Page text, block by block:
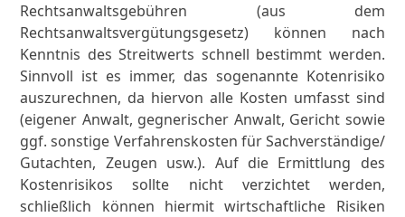
Rechtsanwaltsgebühren (aus dem
Rechtsanwaltsvergütungsgesetz) können nach
Kenntnis des Streitwerts schnell bestimmt werden.
Sinnvoll ist es immer, das sogenannte Kotenrisiko
auszurechnen, da hiervon alle Kosten umfasst sind
(eigener Anwalt, gegnerischer Anwalt, Gericht sowie
ggf. sonstige Verfahrenskosten für Sachverständige/
Gutachten, Zeugen usw.). Auf die Ermittlung des
Kostenrisikos sollte nicht verzichtet werden,
schließlich können hiermit wirtschaftliche Risiken